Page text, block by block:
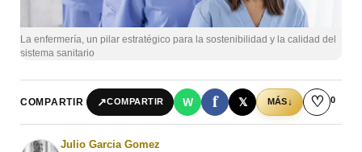
La enfermería, un pilar estratégico para la sostenibilidad y la calidad del
sistema sanitario
COMPARTIR ↗COMPARTIR W f 𝕏 MÁS↓ ♡ 0
Julio Garcia Gomez